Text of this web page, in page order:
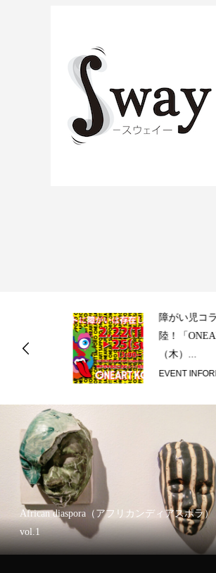
障がい児コラボ
陸！「ONEART
（木）...
EVENT
African diaspora（アフリカンディアスポラ）
vol.1